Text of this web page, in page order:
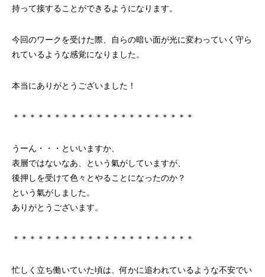
持って接することができるようになります。
今回のワークを受けた際、自らの暗い面が光に変わっていく守ら
れているような感覚になりました。
本当にありがとうございました！
＊＊＊＊＊＊＊＊＊＊＊＊＊＊＊＊＊＊＊＊＊＊
うーん・・・といいますか、
表層ではないなあ、という氣がしていますが、
後押しを受けて色々とやることになったのか？
という氣がしました。
ありがとうございます。
＊＊＊＊＊＊＊＊＊＊＊＊＊＊＊＊＊＊＊＊＊＊
忙しく立ち働いていた頃は、何かに追われているような不安でい